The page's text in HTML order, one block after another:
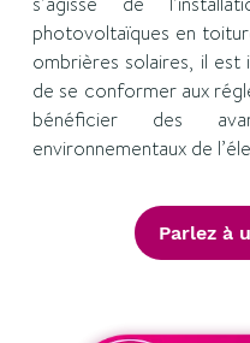
photovoltaïques en
ombrières solaires, il
de se conformer aux
bénéficier des
environnementaux de
Parlez à